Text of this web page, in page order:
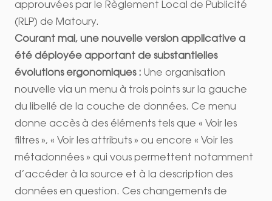
approuvées par le Règlement Local de Publicité
(RLP) de Matoury.
Courant mai, une nouvelle version applicative a
été déployée apportant de substantielles
évolutions ergonomiques : Une organisation
nouvelle via un menu à trois points sur la gauche
du libellé de la couche de données. Ce menu
donne accès à des éléments tels que « Voir les
filtres », « Voir les attributs » ou encore « Voir les
métadonnées » qui vous permettent notamment
d’accéder à la source et à la description des
données en question. Ces changements de